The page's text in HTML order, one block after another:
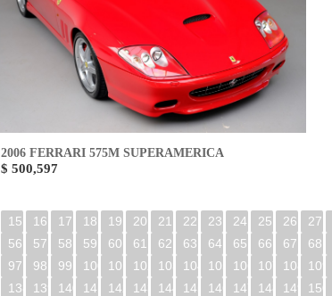
2006 FERRARI 575M SUPERAMERICA
$ 500,597
15 16 17 18 19 20 21 22 23 24 25 26 27
56 57 58 59 60 61 62 63 64 65 66 67 68
97 98 99 100 101 102 103 104 105 106 107 108 109
138 139 140 141 142 143 144 145 146 147 148 149 150